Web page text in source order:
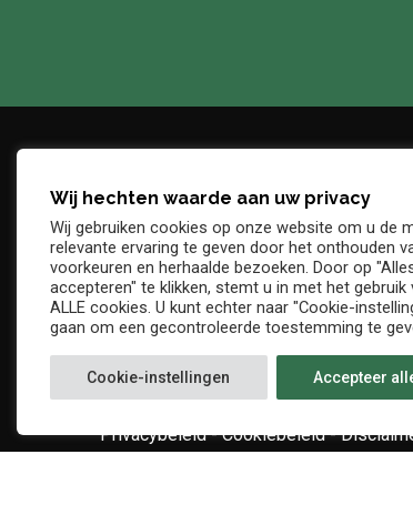
Adres
Denderstraat, z/n
9402 Ninove
Privacybeleid-Cookiebeleid-
Wij hechten waarde aan uw privacy
Wij gebruiken cookies op onze website om u de
relevante ervaring te geven door het onthouden
voorkeuren en herhaalde bezoeken. Door op
accepteren" te klikken, stemt u in met het gebruik
ALLE cookies. U kunt echter naar "Cookie-
gaan om een gecontroleerde toestemming te
Cookie-instellingen Accepteer